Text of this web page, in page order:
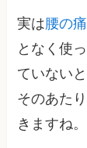
実は腰の
となく使
ていない
そのあた
きますね。